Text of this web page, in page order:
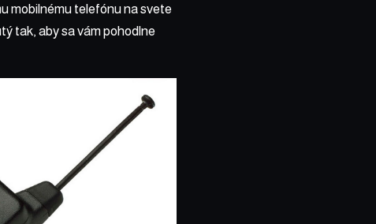
mobilnému telefónu na svete
tak, aby sa vám pohodlne